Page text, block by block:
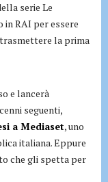
serie Le
in RAI per essere
la prima
e lancerà
seguenti,
a Mediaset, uno
italiana. Eppure
che gli spetta per